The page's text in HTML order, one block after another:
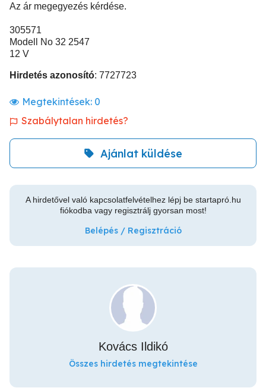
Az ár megegyezés kérdése.
305571
Modell No 32 2547
12 V
Hirdetés azonosító: 7727723
Megtekintések: 0
Szabálytalan hirdetés?
Ajánlat küldése
A hirdetővel való kapcsolatfelvételhez lépj be startapró.hu
fiókodba vagy regisztrálj gyorsan most!
Belépés / Regisztráció
Kovács Ildikó
Összes hirdetés megtekintése